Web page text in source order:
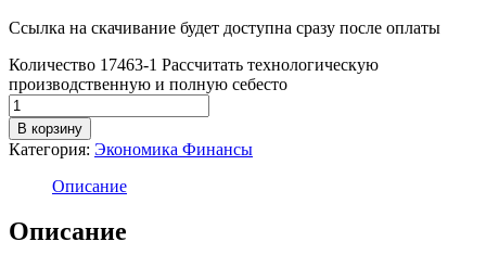
Ссылка на скачивание будет доступна сразу после оплаты
Количество 17463-1 Рассчитать технологическую
производственную и полную себесто
В корзину
Категория: Экономика Финансы
Описание
Описание